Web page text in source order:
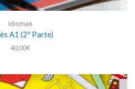
Idiomas
A1 (2º Parte)
40,00€